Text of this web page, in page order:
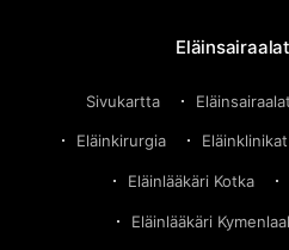
Eläinsairaalat
Sivukartta Eläinsairaalat
Eläinkirurgia Eläinklinikat
Eläinlääkäri Kotka
Eläinlääkäri